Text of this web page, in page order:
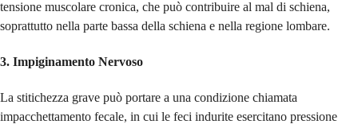
tensione muscolare cronica, che può contribuire al mal di schiena,
soprattutto nella parte bassa della schiena e nella regione lombare.
3. Impiginamento Nervoso
La stitichezza grave può portare a una condizione chiamata
impacchettamento fecale, in cui le feci indurite esercitano pressione